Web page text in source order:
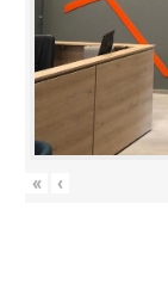
« ‹